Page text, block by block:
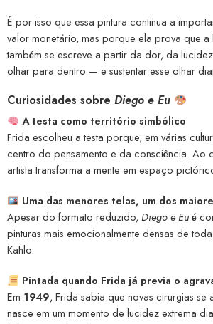
É por isso que essa pintura continua a
valor monetário, mas porque ela prova que a
também se escreve a partir da dor, da
olhar para dentro — e sustentar esse olhar
Curiosidades sobre Diego e Eu
A testa como território simbólico
Frida escolheu a testa porque, em várias
centro do pensamento e da consciência. Ao
artista transforma a mente em espaço
Uma das menores telas, um dos
Apesar do formato reduzido, Diego e Eué
pinturas mais emocionalmente densas de
Kahlo.
Pintada quando Frida já previa o
Em 1949, Frida sabia que novas cirurgias se
nasce em um momento de lucidez extrema